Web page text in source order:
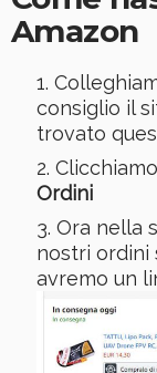
Amazon
consiglio il
trovato
Ordini
Ora nella
nostri ordini
avremo un